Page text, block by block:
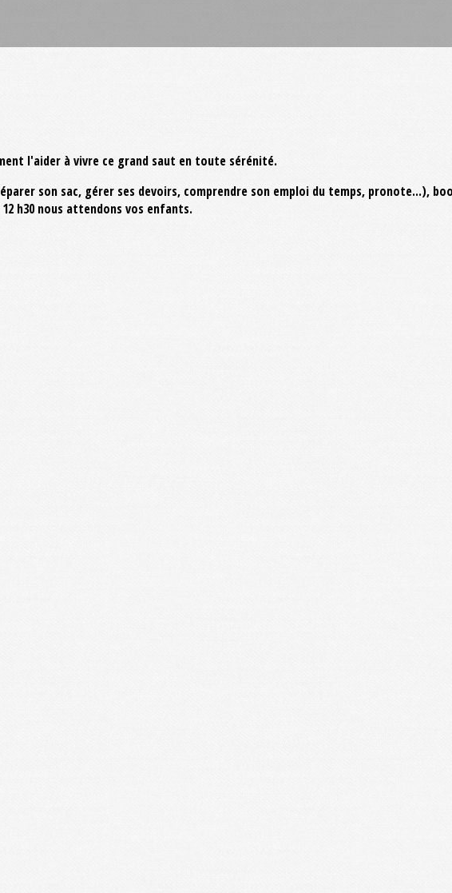
l'aider à vivre ce grand saut en toute sérénité.
son sac, gérer ses devoirs, comprendre son emploi du temps, pronote...),
h30 nous attendons vos enfants.